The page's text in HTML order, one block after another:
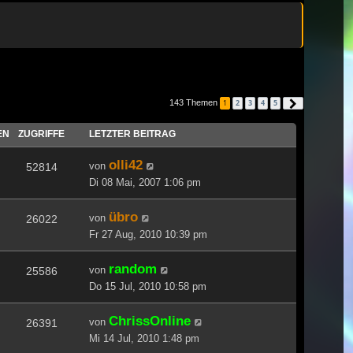
143 Themen 1 2 3 4 5
ZUGRIFFE LETZTER BEITRAG
52814 von olli42
Di 08 Mai, 2007 1:06 pm
26022 von übro
Fr 27 Aug, 2010 10:39 pm
25586 von random
Do 15 Jul, 2010 10:58 pm
26391 von ChrissOnline
Mi 14 Jul, 2010 1:48 pm